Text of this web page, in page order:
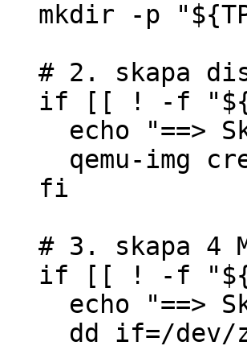
mkdir -p
# 2. skapa
if [[ ! -f
echo "==>
qemu-img
fi
# 3. skapa 4
if [[ ! -f
echo "==>
dd if=/dev/